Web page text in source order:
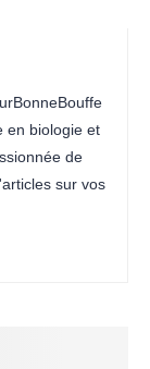
en biologie et
de
sur vos